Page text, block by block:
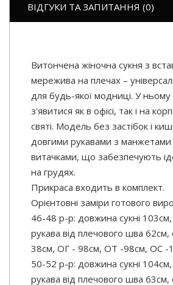
ВІДГУКИ ТА ЗАПИТАННЯ (0)
Витончена жіночна сукня з
мережива на плечах –
для будь-якої модниці. У
з'явитися як в офісі, так і на
святі. Модель без застібок і
довгими рукавами з манжетами
витачками, що забезпечують
на грудях.
Прикраса входить в комплект.
Орієнтовні заміри готового
46-48 р-р: довжина сукні
рукава від плечового шва 62см,
38см, ОГ - 98см, ОТ -98см, OC -
50-52 р-р: довжина сукні
рукава від плечового шва 63см,